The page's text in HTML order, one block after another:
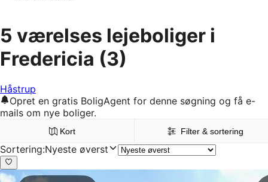
5 værelses lejeboliger i
Fredericia (3)
Håstrup
Opret en gratis BoligAgent for denne søgning og få e-
mails om nye boliger.
Kort Filter & sortering
Sortering:Nyeste øverst